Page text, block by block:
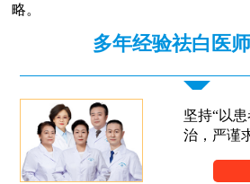
略。
多年经验祛白医
坚持“以
治，严谨